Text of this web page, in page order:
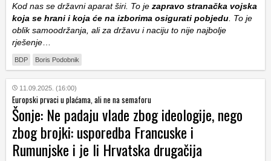
Kod nas se državni aparat širi. To je zapravo stranačka vojska
koja se hrani i koja će na izborima osigurati pobjedu . To je
oblik samoodržanja, ali za državu i naciju to nije najbolje
rješenje
BDP Boris Podobnik
11.09.2025. (16:00)
Europski prvaci u plaćama, ali ne na semaforu
Šonje: Ne padaju vlade zbog ideologije, nego
zbog brojki: usporedba Francuske i
Rumunjske i je li Hrvatska drugačija